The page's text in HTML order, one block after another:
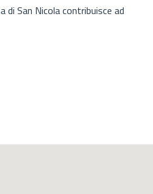
di San Nicola contribuisce ad